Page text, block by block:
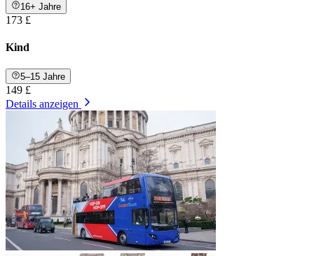
16+ Jahre
173 £
Kind
5–15 Jahre
149 £
Details anzeigen